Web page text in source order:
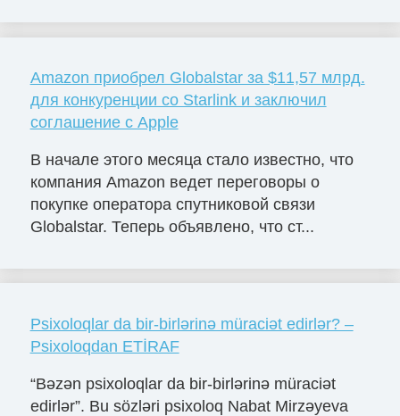
Amazon приобрел Globalstar за $11,57 млрд.
для конкуренции со Starlink и заключил
соглашение с Apple
В начале этого месяца стало известно, что
компания Amazon ведет переговоры о
покупке оператора спутниковой связи
Globalstar. Теперь объявлено, что ст...
Psixoloqlar da bir-birlərinə müraciət edirlər? –
Psixoloqdan ETİRAF
“Bəzən psixoloqlar da bir-birlərinə müraciət
edirlər”. Bu sözləri psixoloq Nabat Mirzəyeva